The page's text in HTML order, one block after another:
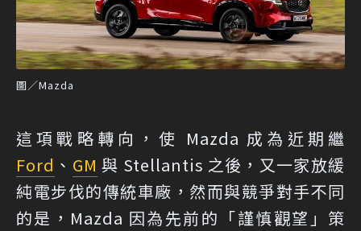
圖／Mazda
這項戰略轉向，使 Mazda 成為近期繼
Ford 、 GM 與 Stellantis 之後，又一家放緩
純電步伐的傳統車廠，然而與競爭對手不同
的是，Mazda 因為先前的「謹慎觀望」策